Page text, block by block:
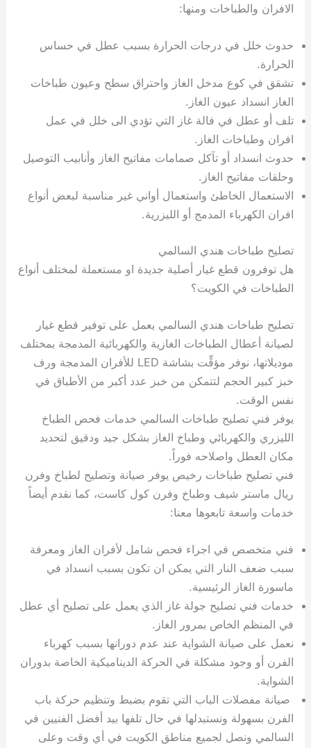
الافران والطباخات ومنها:
حدوث خلل في درجات الحرارة بسبب عطل في حساس
الحرارة.
تشقق في كوع مدخل الغاز واحتراق سطح وعيون طباخات
الغاز انسداد عيون الغاز.
تلف أو عطل في فالة غاز التي تؤدي الى خلل في عمل
افران وطباخات الغاز.
حدوث انسداد أو تآكل صمامات مفاتيح الغاز وأنابيب التوصيل
وحلقات مفاتيح الغاز.
الاستعمال الخاطئ واستعمال أواني غير مناسبة لبعض أنواع
افران الكهرباء المدمج أو الليزرية.
تصليح طباخات هندي السالمي
هل توفرون قطع غيار أصلية جديدة او مستعملة لمختلف أنواع
الطباخات في الكويت؟
تصليح طباخات هندي السالمي يعمل على توفير قطع غيار
لصيانة أعطال الطباخات الغازية والكهربائية المدمجة بمختلف
موديلاتها، نوفر مؤقِّت بشاشة LED للأفران المدمجة ورف
خبز كبير الحجم لتتمكن من خبز عدد أكبر من الأطباق في
نفس الوقت.
يوفر فني تصليح طباخات السالمي خدمات فحص الطباخ
الليزري والكهربائي وطباخ الغاز بشكل جيد ودقيق لتحديد
مكان العطل واصلاحه فوراً.
فني تصليح طباخات رخيص يوفر صيانة وتصليح لطباخ وفرن
ريال ماستر شيف وطباخ وفرن كول كاست، كما نقدم أيضاً
خدمات واسعة تابعوها معنا:
فني متخصص في اجراء فحص شامل لأفران الغاز ومعرفة
سبب ضعف النار التي يمكن ان تكون بسبب انسداد في
ماسورة الغاز الرئيسية.
خدمات فني تصليح جولة غاز الذي يعمل على تصليح أي عطل
في المنظم الخاص بمرور الغاز.
نعمل على صيانة الشواية عند عدم دورانها بسبب كهرباء
الفرن أو وجود مشكلة في الحركة الديناميكية الخاصة بدوران
الشواية.
صيانة مفصلات الباب التي تقوم بضبط وتنظيم حركة باب
الفرن بسهولة ونستبدلها في حال تلفها بيد أفضل الفنيين في
السالمي ونصل لجميع مناطق الكويت في أي وقت وعلى